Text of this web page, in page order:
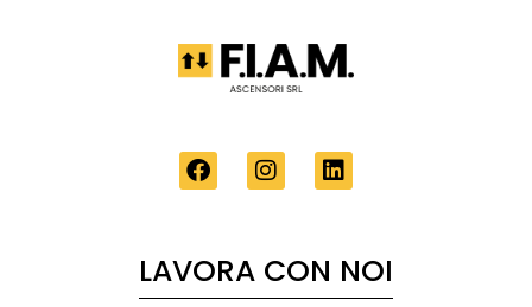
LAVORA CON NOI